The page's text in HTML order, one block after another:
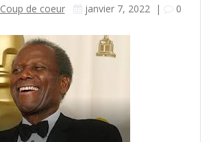
Coup de coeur janvier 7, 2022 | 0